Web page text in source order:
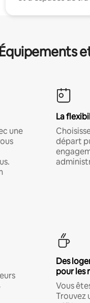
Équipements
une
La
départ
Des
pour les
Vous
Trouvez